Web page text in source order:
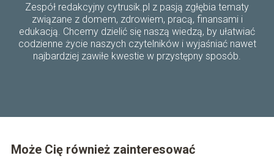
Zespół redakcyjny cytrusik.pl z pasją zgłębia tematy
związane z domem, zdrowiem, pracą, finansami i
edukacją. Chcemy dzielić się naszą wiedzą, by ułatwiać
codzienne życie naszych czytelników i wyjaśniać nawet
najbardziej zawiłe kwestie w przystępny sposób.
Może Cię również zainteresować